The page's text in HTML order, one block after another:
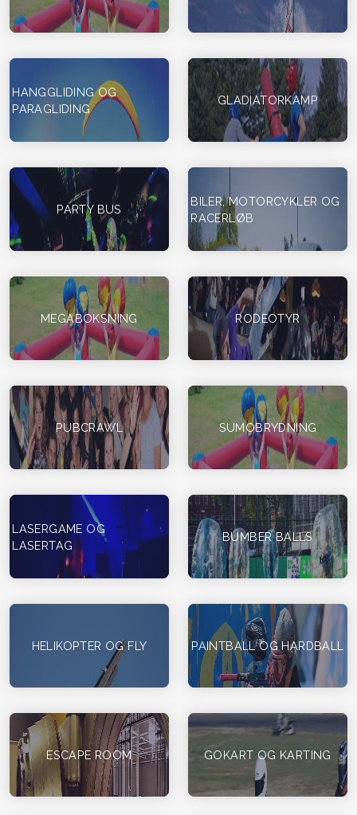
HANGGLIDING OG
PARAGLIDING
GLADIATORKAMP
PARTY BUS
BILER, MOTORCYKLER OG
RACERLØB
MEGABOKSNING RODEOTYR
PUBCRAWL SUMOBRYDNING
LASERGAME OG
LASERTAG
BUMBER BALLS
HELIKOPTER OG FLY PAINTBALL OG HARDBALL
ESCAPE ROOM GOKART OG KARTING